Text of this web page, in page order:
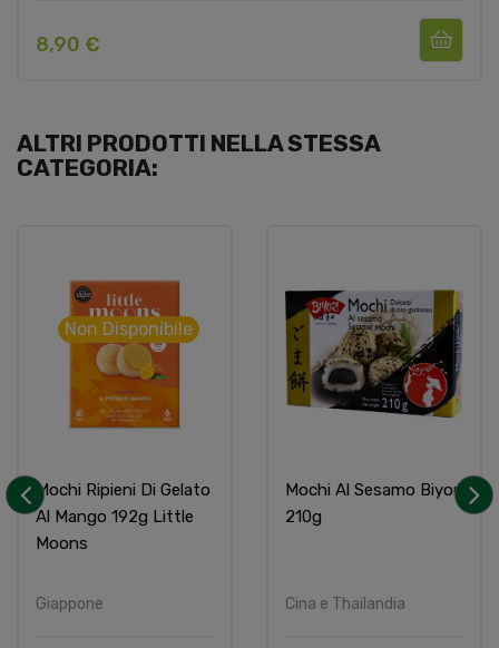
8,90 €
ALTRI PRODOTTI NELLA STESSA
CATEGORIA:
Mochi Ripieni Di Gelato
Al Mango 192g Little
Moons
Giappone
Non Disponibile
Mochi Al Sesamo Biyori
210g
Cina e Thailandia